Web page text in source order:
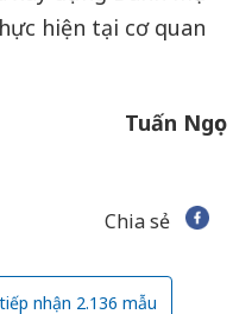
hiện tại cơ quan
Tuấn Ngọc
Chia sẻ
tiếp nhận 2.136 mẫu